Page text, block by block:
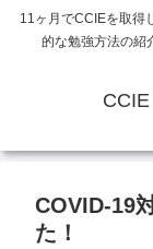
11ヶ月でCCIEを取得
的な勉強方法の紹
COVID-19
た！